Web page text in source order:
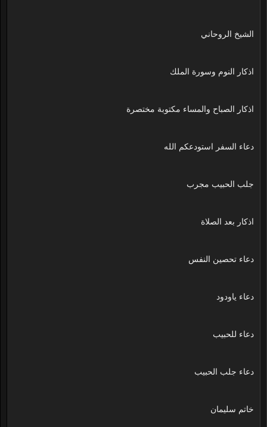
الشيخ الروحاني
اذكار النوم وسورة الملك
اذكار الصباح والمساء مكتوبة مختصرة
دعاء السفر استودعكم الله
جلب الحبيب مجرب
اذكار بعد الصلاة
دعاء تحصين النفس
دعاء ياودود
دعاء للحبيب
دعاء جلب الحبيب
خاتم سليمان